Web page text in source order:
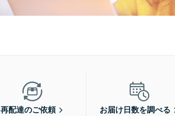
再配達のご依頼 お届け日数を調べる